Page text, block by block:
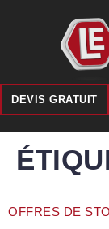
DEVIS GRATUIT
OFFRES DE